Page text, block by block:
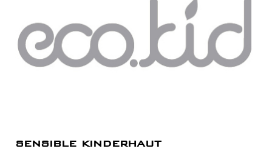
sensible kinderhaut